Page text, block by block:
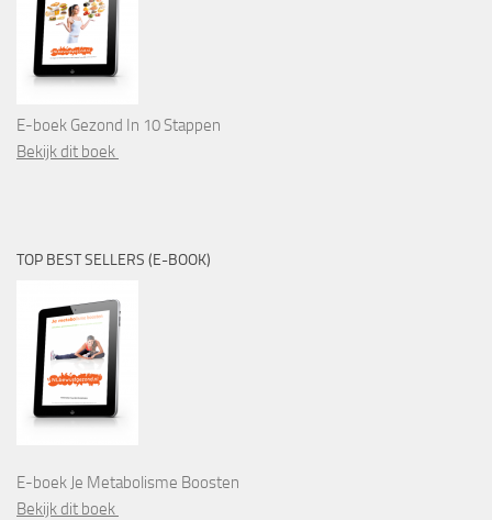
E-boek Gezond In 10 Stappen
Bekijk dit boek
TOP BEST SELLERS (E-BOOK)
E-boek Je Metabolisme Boosten
Bekijk dit boek